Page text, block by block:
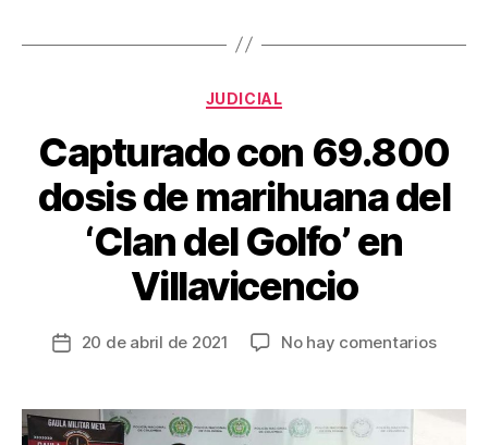
o
tir
Categorías
JUDICIAL
Capturado con 69.800
dosis de marihuana del
‘Clan del Golfo’ en
Villavicencio
Fecha
entrada
20 de abril de 2021 No hay comentariosen